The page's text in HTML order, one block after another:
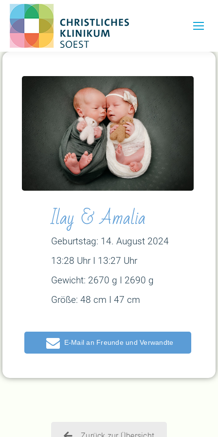
Ilay & Amalia
Geburtstag: 14. August 2024
13:28 Uhr I 13:27 Uhr
Gewicht: 2670 g I 2690 g
Größe: 48 cm I 47 cm
E-Mail